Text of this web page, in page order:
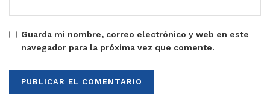
Guarda mi nombre, correo electrónico y web en este
navegador para la próxima vez que comente.